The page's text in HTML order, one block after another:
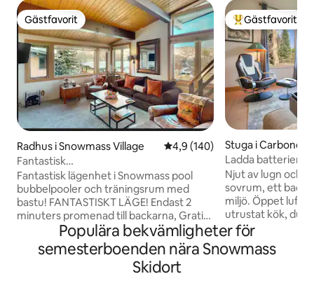
Gästfavorit
Gästfavorit
Radhus i Snowmass Village 4,9 av 5 i genomsnittligt
4,9 (140)
Fantastisk
ÖVERVÅNINGSENHET!Fantastisk utsikt.
Gå till allt
Fantastisk lägenhet i Snowmass pool
bubbelpooler och träningsrum med
bastu! FANTASTISKT LÄGE! Endast 2
minuters promenad till backarna, Gratis
buss till Aspen, galleria med shopping
och restauranger. Vakna till en vacker
soluppgång över Rocky Mountains.
Naturstigar är en kort promenad ut
Populär
Gästfavorit
Stuga i
Ladda
fjällstuga
Njut av lugn och
sovrum, ett
miljö. Öppet
utrustat kök,
och tvätt. Den
perfekt plats att
är en kort cykel/
Populära bekvämligheter för
semesterboenden nära Snowmass
Skidort